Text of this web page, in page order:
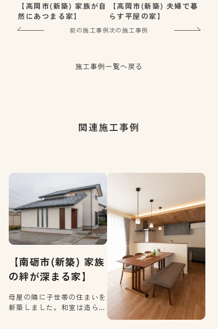
【高岡市(新築) 家族が自
然にあつまる家】
前の施工事例
【高岡市(新築) 夫婦で暮
らす平屋の家】
次の施工事例
施工事例一覧へ戻る
関連施工事例
【南砺市(新築) 家族
の絆が深まる家】
母屋の隣に子世帯の住まいを
新築しました。和室は造ら